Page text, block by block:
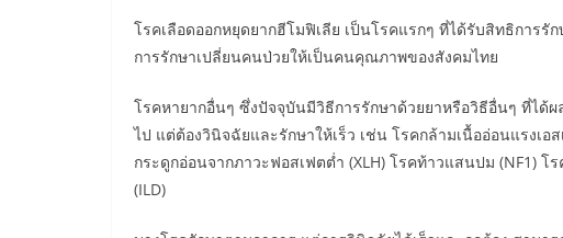
โรคเลือดออกหยุดยากฮีโมฟิเลีย เป็นโรคแรกๆ ที่ได้รับสิทธิการรั
การรักษาเปลี่ยนคนป่วยให้เป็นคนคุณภาพของสังคมไทย
โรคหายากอื่นๆ ซึ่งปัจจุบันมีวิธีการรักษาด้วยยาหรือวิธีอื่นๆ ที่ได้
ไป แต่ต้องวินิจฉัยและรักษาให้เร็ว เช่น โรคกล้ามเนื้ออ่อนแรงเอ
กระดูกอ่อนจากภาวะฟอสเฟตต่ำ (XLH) โรคท้าวแสนปม (NF1) โร
(ILD)